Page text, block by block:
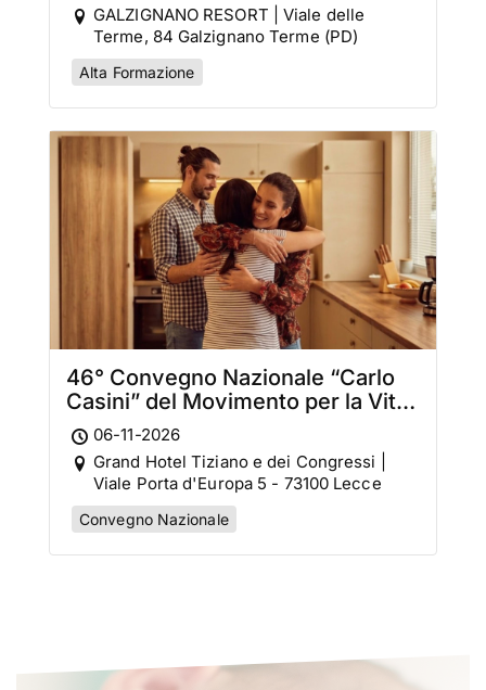
GALZIGNANO RESORT | Viale delle
Terme, 84 Galzignano Terme (PD)
Alta Formazione
46° Convegno Nazionale “Carlo
Casini” del Movimento per la Vita
Italiano
06-11-2026
Grand Hotel Tiziano e dei Congressi |
Viale Porta d'Europa 5 - 73100 Lecce
Convegno Nazionale